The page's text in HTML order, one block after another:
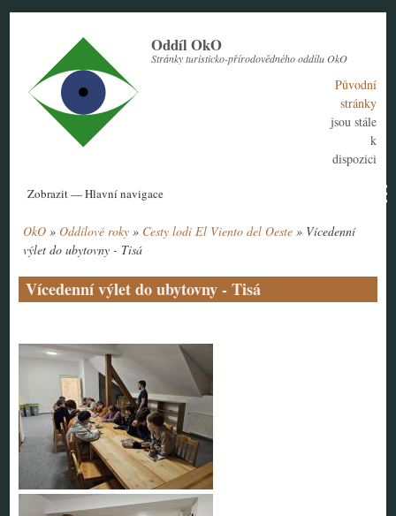
Oddíl OkO
Stránky turisticko-přírodovědného oddílu OkO
Původní
stránky
jsou stále
k
dispozici
Hlavní
Zobrazit — Hlavní navigace
Aktuální rok
Historie
Nábor členů
Kontakt
Tábor
Návody
Drobečková
OkO Oddílové roky Cesty lodi El Viento del Oeste
Vícedenní
výlet do ubytovny - Tisá
Vícedenní výlet do ubytovny - Tisá